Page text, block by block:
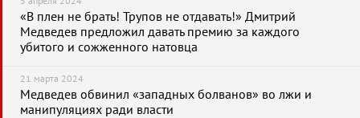
«В плен не брать! Трупов не отдавать!» Дмитрий
Медведев предложил давать премию за каждого
убитого и сожженного натовца
21 марта 2024
Медведев обвинил «западных болванов» во лжи и
манипуляциях ради власти